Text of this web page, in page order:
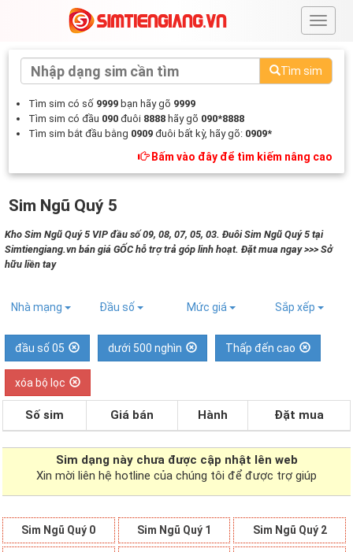
#
Tìm sim
Tìm sim có số 9999 bạn hãy gõ 9999
Tìm sim có đầu 090 đuôi 8888 hãy gõ 090*8888
Tìm sim bắt đầu bằng 0909 đuôi bất kỳ, hãy gõ: 0909*
Bấm vào đây để tìm kiếm nâng cao
Sim Ngũ Quý 5
Kho Sim Ngũ Quý 5 VIP đầu số 09, 08, 07, 05, 03. Đuôi Sim Ngũ Quý 5 tại
Simtiengiang.vn bán giá GỐC hỗ trợ trả góp linh hoạt. Đặt mua ngay >>> Sở
hữu liền tay
Nhà mạng Đầu số Mức giá Sắp xếp
đầu số 05 dưới 500 nghìn Thấp đến cao
xóa bộ lọc
Số sim Giá bán Hành Đặt mua
Sim dạng này chưa được cập nhật lên web
Xin mời liên hệ hotline của chúng tôi để được trợ giúp
Sim Ngũ Quý 0 Sim Ngũ Quý 1 Sim Ngũ Quý 2